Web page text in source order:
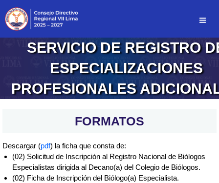
contenido
SERVICIO DE REGISTRO
ESPECIALIZACIONES
PROFESIONALES
FORMATOS
Descargar (pdf) la ficha que consta de:
(02) Solicitud de Inscripción al Registro Nacional de Biólogos
Especialistas dirigida al Decano(a) del Colegio de Biólogos.
(02) Ficha de Inscripción del Biólogo(a) Especialista.